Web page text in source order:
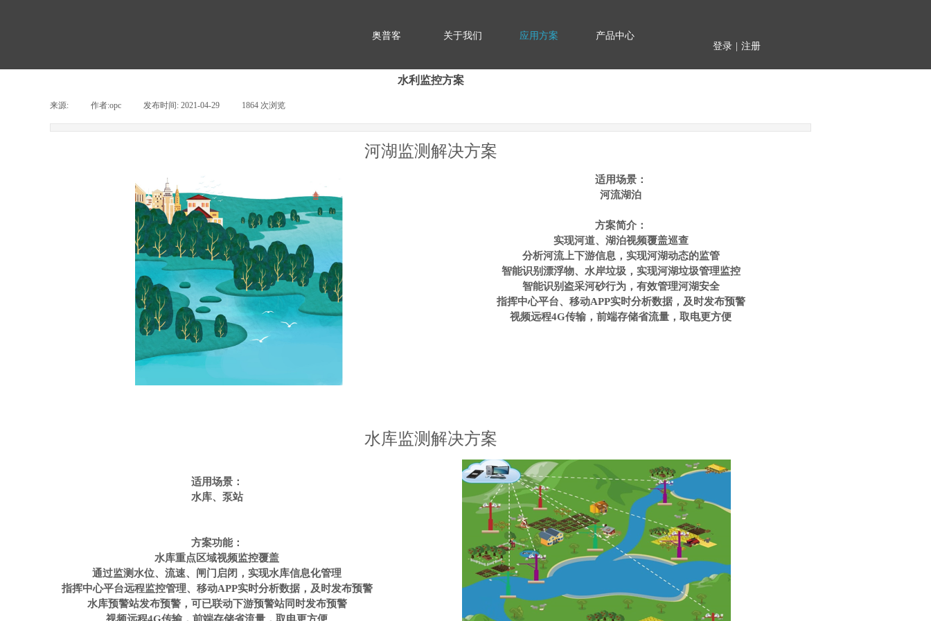
登录 注册
奥普客 关于我们 应用方案 产品中心
水利监控方案
来源: 作者:opc 发布时间: 2021-04-29 1864 次浏览
河湖监测解决方案
适用场景：
河流湖泊
方案简介：
实现河道、湖泊视频覆盖巡查
分析河流上下游信息，实现河湖动态的监管
智能识别漂浮物、水岸垃圾，实现河湖垃圾管理监控
智能识别盗采河砂行为，有效管理河湖安全
指挥中心平台、移动APP实时分析数据，及时发布预警
视频远程4G传输，前端存储省流量，取电更方便
水库监测解决方案
适用场景：
水库、泵站
方案功能：
水库重点区域视频监控覆盖
通过监测水位、流速、闸门启闭，实现水库信息化管理
指挥中心平台远程监控管理、移动APP实时分析数据，及时发布预警
水库预警站发布预警，可已联动下游预警站同时发布预警